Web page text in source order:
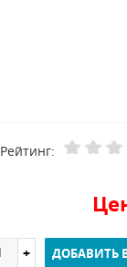
Рейтинг:
ДОБАВИТЬ